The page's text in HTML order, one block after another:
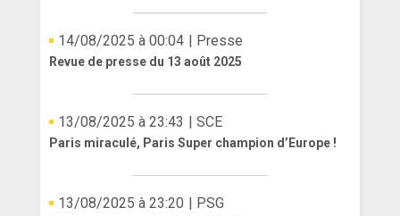
14/08/2025 à 00:04 | Presse
Revue de presse du 13 août 2025
13/08/2025 à 23:43 | SCE
Paris miraculé, Paris Super champion d’Europe !
13/08/2025 à 23:20 | PSG